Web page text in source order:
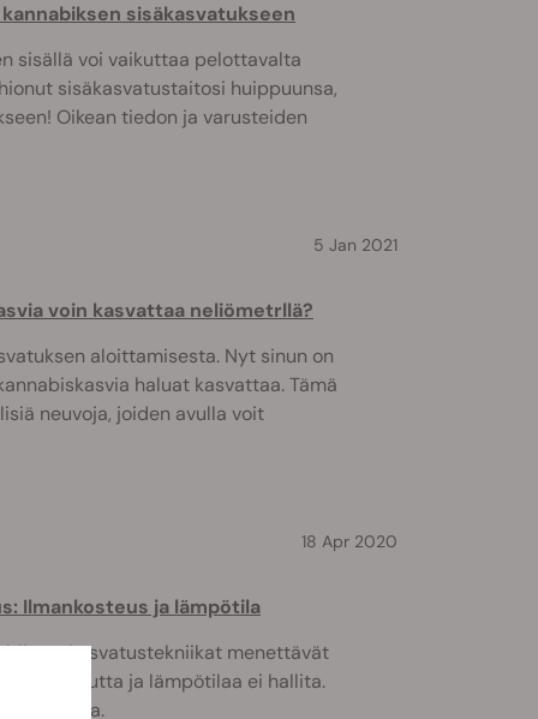
sisäkasvatukseen
sisällä voi vaikuttaa pelottavalta
sisäkasvatustaitosi huippuunsa,
Oikean tiedon ja varusteiden
5 Jan 2021
voin kasvattaa neliömetrllä?
aloittamisesta. Nyt sinun on
haluat kasvattaa. Tämä
neuvoja, joiden avulla voit
18 Apr 2020
Ilmankosteus ja lämpötila
kasvatustekniikat menettävät
kosteutta ja lämpötilaa ei hallita.